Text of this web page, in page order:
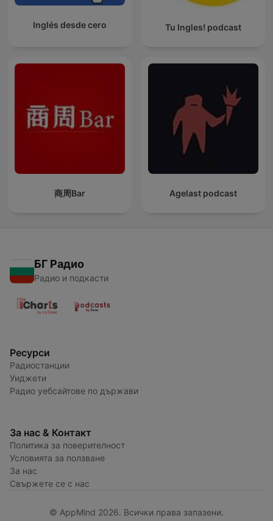
Inglés desde cero Tu Ingles! podcast
商周Bar Agelast podcast
БГ Радио
Радио и подкасти
Ресурси
Радиостанции
Уиджети
Радио уебсайтове по държави
За нас & Контакт
Политика за поверителност
Условията за ползване
За нас
Свържете се с нас
© AppMind 2026. Всички права запазени.